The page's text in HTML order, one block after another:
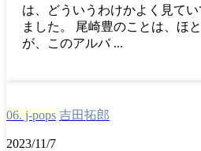
は、どういうわけかよく見て
ました。 尾崎豊のことは、ほ
が、このアルバ ...
06. j-pops 吉田拓郎
2023/11/7